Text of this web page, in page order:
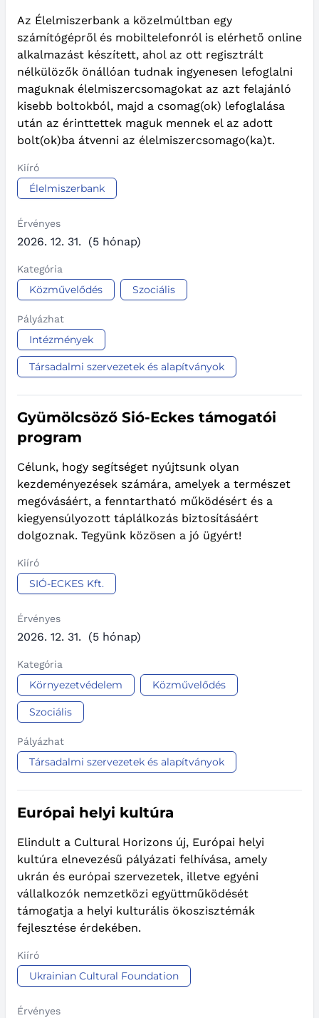
Az Élelmiszerbank a közelmúltban egy
számítógépről és mobiltelefonról is elérhető online
alkalmazást készített, ahol az ott regisztrált
nélkülözők önállóan tudnak ingyenesen lefoglalni
maguknak élelmiszercsomagokat az azt felajánló
kisebb boltokból, majd a csomag(ok) lefoglalása
után az érinttettek maguk mennek el az adott
bolt(ok)ba átvenni az élelmiszercsomago(ka)t.
Kiíró
Élelmiszerbank
Érvényes
2026. 12. 31. (5 hónap)
Kategória
Közművelődés Szociális
Pályázhat
Intézmények
Társadalmi szervezetek és alapítványok
Gyümölcsöző Sió-Eckes támogatói
program
Célunk, hogy segítséget nyújtsunk olyan
kezdeményezések számára, amelyek a természet
megóvásáért, a fenntartható működésért és a
kiegyensúlyozott táplálkozás biztosításáért
dolgoznak. Tegyünk közösen a jó ügyért!
Kiíró
SIÓ-ECKES Kft.
Érvényes
2026. 12. 31. (5 hónap)
Kategória
Környezetvédelem Közművelődés
Szociális
Pályázhat
Társadalmi szervezetek és alapítványok
Európai helyi kultúra
Elindult a Cultural Horizons új, Európai helyi
kultúra elnevezésű pályázati felhívása, amely
ukrán és európai szervezetek, illetve egyéni
vállalkozók nemzetközi együttműködését
támogatja a helyi kulturális ökoszisztémák
fejlesztése érdekében.
Kiíró
Ukrainian Cultural Foundation
Érvényes